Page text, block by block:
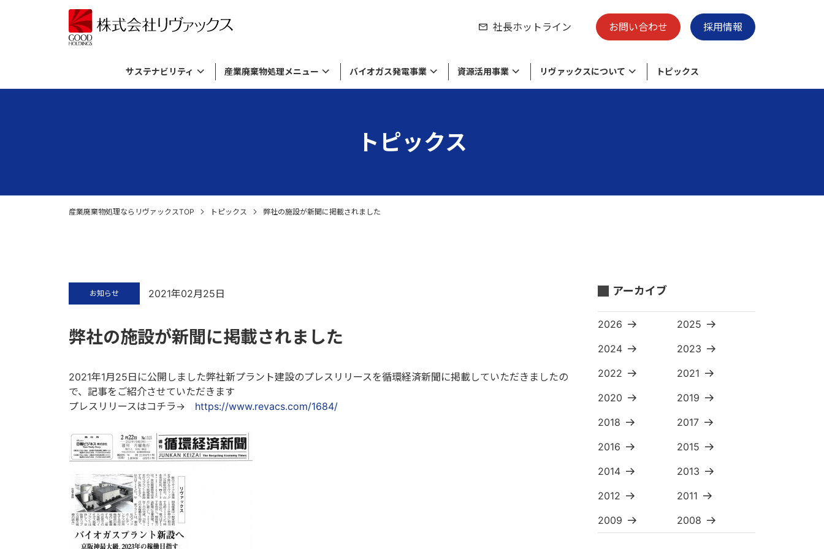
サステナビリティ
労働環境の取り組み
産業廃棄物処理メニュー
食品廃棄物の処理・リサイクル
各種廃材の処理 収集運搬 清掃事業 -swell-
バイオガス発電事業 資源活用事業 リヴァックスについて
私たちの役割
ロゴマークについて
トピックス
社長ホットライン お問い合わせ 採用情報
トピックス
産業廃棄物処理ならリヴァックスTOP トピックス 弊社の施設が新聞に掲載されました
弊社の施設が新聞に掲載されました
お知らせ 2021年02月25日
2021年1月25日に公開しました弊社新プラント建設のプレスリリースを循環経済新聞に掲載していただきましたの
で、記事をご紹介させていただきます
プレスリリースはコチラ→ https://www.revacs.com/1684/
アーカイブ
2026
2025
2024
2023
2022
2021
2020
2019
2018
2017
2016
2015
2014
2013
2012
2011
2009
2008